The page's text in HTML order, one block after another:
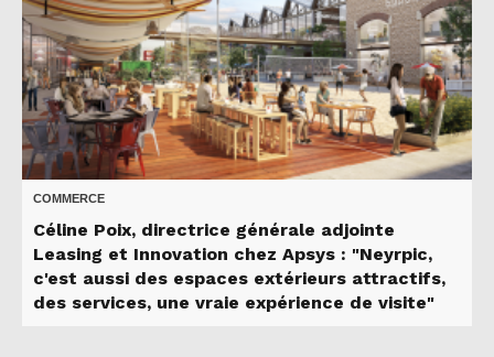
COMMERCE
Céline Poix, directrice générale adjointe
Leasing et Innovation chez Apsys : "Neyrpic,
c'est aussi des espaces extérieurs attractifs,
des services, une vraie expérience de visite"